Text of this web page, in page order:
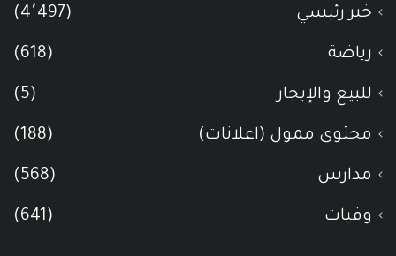
خبر رئيسي (4٬497)
رياضة (618)
للبيع والإيجار (5)
محتوى ممول (اعلانات) (188)
مدارس (568)
وفيات (641)